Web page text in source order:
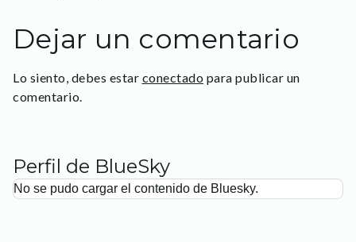
Dejar un comentario
Lo siento, debes estar conectado para publicar un
comentario.
Perfil de BlueSky
No se pudo cargar el contenido de Bluesky.